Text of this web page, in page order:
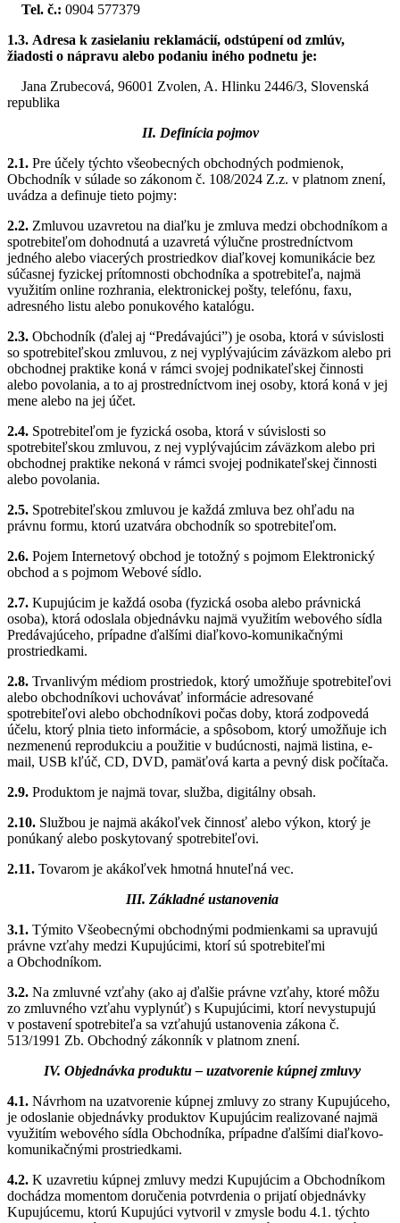
Tel. č.: 0904 577379
1.3. Adresa k zasielaniu reklamácií, odstúpení od zmlúv,
žiadosti o nápravu alebo podaniu iného podnetu je:
Jana Zrubecová, 96001 Zvolen, A. Hlinku 2446/3, Slovenská
republika
II. Definícia pojmov
2.1. Pre účely týchto všeobecných obchodných podmienok,
Obchodník v súlade so zákonom č. 108/2024 Z.z. v platnom znení,
uvádza a definuje tieto pojmy:
2.2. Zmluvou uzavretou na diaľku je zmluva medzi obchodníkom a
spotrebiteľom dohodnutá a uzavretá výlučne prostredníctvom
jedného alebo viacerých prostriedkov diaľkovej komunikácie bez
súčasnej fyzickej prítomnosti obchodníka a spotrebiteľa, najmä
využitím online rozhrania, elektronickej pošty, telefónu, faxu,
adresného listu alebo ponukového katalógu.
2.3. Obchodník (ďalej aj “Predávajúci”) je osoba, ktorá v súvislosti
so spotrebiteľskou zmluvou, z nej vyplývajúcim záväzkom alebo pri
obchodnej praktike koná v rámci svojej podnikateľskej činnosti
alebo povolania, a to aj prostredníctvom inej osoby, ktorá koná v jej
mene alebo na jej účet.
2.4. Spotrebiteľom je fyzická osoba, ktorá v súvislosti so
spotrebiteľskou zmluvou, z nej vyplývajúcim záväzkom alebo pri
obchodnej praktike nekoná v rámci svojej podnikateľskej činnosti
alebo povolania.
2.5. Spotrebiteľskou zmluvou je každá zmluva bez ohľadu na
právnu formu, ktorú uzatvára obchodník so spotrebiteľom.
2.6. Pojem Internetový obchod je totožný s pojmom Elektronický
obchod a s pojmom Webové sídlo.
2.7. Kupujúcim je každá osoba (fyzická osoba alebo právnická
osoba), ktorá odoslala objednávku najmä využitím webového sídla
Predávajúceho, prípadne ďalšími diaľkovo-komunikačnými
prostriedkami.
2.8. Trvanlivým médiom prostriedok, ktorý umožňuje spotrebiteľovi
alebo obchodníkovi uchovávať informácie adresované
spotrebiteľovi alebo obchodníkovi počas doby, ktorá zodpovedá
účelu, ktorý plnia tieto informácie, a spôsobom, ktorý umožňuje ich
nezmenenú reprodukciu a použitie v budúcnosti, najmä listina, e-
mail, USB kľúč, CD, DVD, pamäťová karta a pevný disk počítača.
2.9. Produktom je najmä tovar, služba, digitálny obsah.
2.10. Službou je najmä akákoľvek činnosť alebo výkon, ktorý je
ponúkaný alebo poskytovaný spotrebiteľovi.
2.11. Tovarom je akákoľvek hmotná hnuteľná vec.
III. Základné ustanovenia
3.1. Týmito Všeobecnými obchodnými podmienkami sa upravujú
právne vzťahy medzi Kupujúcimi, ktorí sú spotrebiteľmi
a Obchodníkom.
3.2. Na zmluvné vzťahy (ako aj ďalšie právne vzťahy, ktoré môžu
zo zmluvného vzťahu vyplynúť) s Kupujúcimi, ktorí nevystupujú
v postavení spotrebiteľa sa vzťahujú ustanovenia zákona č.
513/1991 Zb. Obchodný zákonník v platnom znení.
IV. Objednávka produktu – uzatvorenie kúpnej zmluvy
4.1. Návrhom na uzatvorenie kúpnej zmluvy zo strany Kupujúceho,
je odoslanie objednávky produktov Kupujúcim realizované najmä
využitím webového sídla Obchodníka, prípadne ďalšími diaľkovo-
komunikačnými prostriedkami.
4.2. K uzavretiu kúpnej zmluvy medzi Kupujúcim a Obchodníkom
dochádza momentom doručenia potvrdenia o prijatí objednávky
Kupujúcemu, ktorú Kupujúci vytvoril v zmysle bodu 4.1. týchto